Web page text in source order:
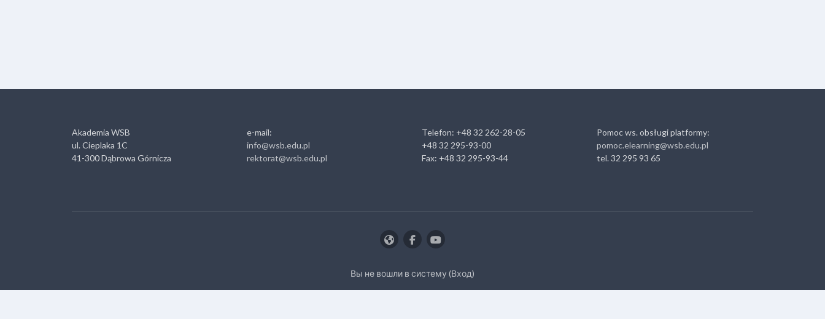
Akademia WSB
ul. Cieplaka 1C
41-300 Dąbrowa Górnicza
e-mail:
info@wsb.edu.pl
rektorat@wsb.edu.pl
Telefon: +48 32 262-28-05
+48 32 295-93-00
Fax: +48 32 295-93-44
Pomoc ws. obsługi platformy:
pomoc.elearning@wsb.edu.pl
tel. 32 295 93 65
Вы не вошли в систему (Вход)